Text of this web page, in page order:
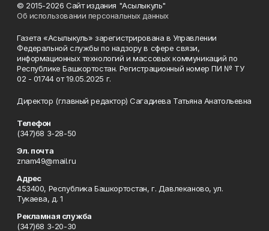
© 2015-2026 Сайт издания "Асылыкуль"
Об использовании персональных данных
Газета «Асылыкуль» зарегистрирована в Управлении
Федеральной службы по надзору в сфере связи,
информационных технологий и массовых коммуникаций по
Республике Башкортостан. Регистрационный номер ПИ № ТУ
02 - 01744 от 19.05.2025 г.
Директор (главный редактор) Сагадиева Татьяна Анатольевна
Телефон
(347)68 3-28-50
Эл. почта
znam49@mail.ru
Адрес
453400, Республика Башкортостан, г. Давлеканово, ул.
Тукаева, д. 1
Рекламная служба
(347)68 3-20-30